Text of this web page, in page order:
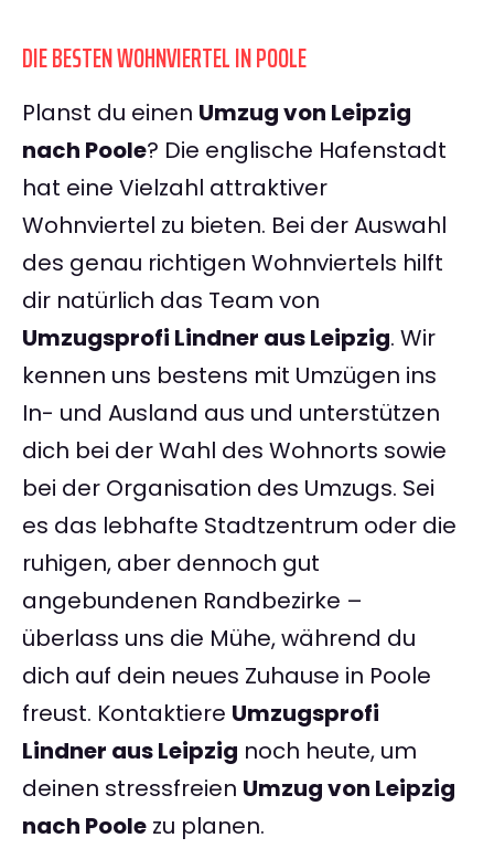
DIE BESTEN WOHNVIERTEL IN POOLE
Planst du einen Umzug von Leipzig
nach Poole? Die englische Hafenstadt
hat eine Vielzahl attraktiver
Wohnviertel zu bieten. Bei der Auswahl
des genau richtigen Wohnviertels hilft
dir natürlich das Team von
Umzugsprofi Lindner aus Leipzig. Wir
kennen uns bestens mit Umzügen ins
In- und Ausland aus und unterstützen
dich bei der Wahl des Wohnorts sowie
bei der Organisation des Umzugs. Sei
es das lebhafte Stadtzentrum oder die
ruhigen, aber dennoch gut
angebundenen Randbezirke –
überlass uns die Mühe, während du
dich auf dein neues Zuhause in Poole
freust. Kontaktiere Umzugsprofi
Lindner aus Leipzig noch heute, um
deinen stressfreien Umzug von Leipzig
nach Poole zu planen.